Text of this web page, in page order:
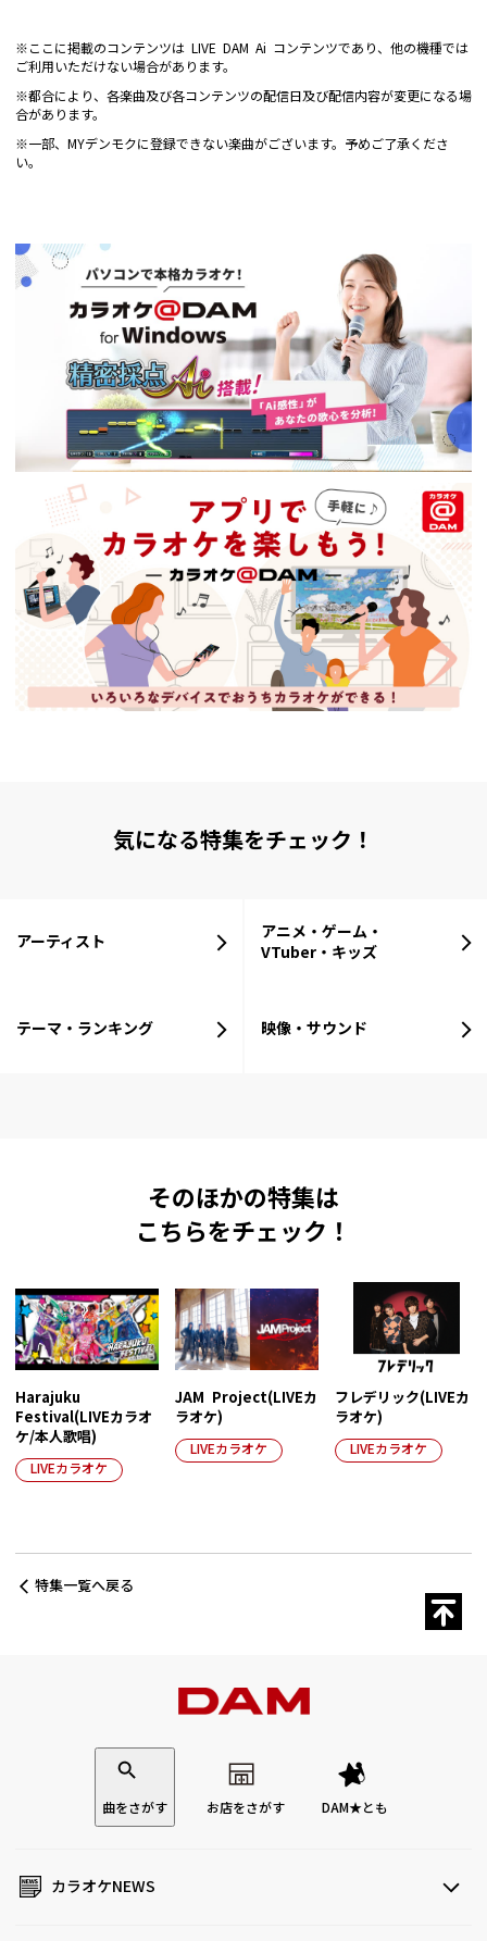
※ここに掲載のコンテンツは LIVE DAM Ai コンテンツであり、他の機種では
ご利用いただけない場合があります。
※都合により、各楽曲及び各コンテンツの配信日及び配信内容が変更になる場
合があります。
※一部、MYデンモクに登録できない楽曲がございます。予めご了承くださ
い。
気になる特集をチェック！
アーティスト
アニメ・ゲーム・
VTuber・キッズ
テーマ・ランキング 映像・サウンド
そのほかの特集は
こちらをチェック！
Harajuku
Festival(LIVEカラオ
ケ/本人歌唱)
LIVEカラオケ
JAM Project(LIVEカ
ラオケ)
LIVEカラオケ
フレデリック(LIVEカ
ラオケ)
LIVEカラオケ
特集一覧へ戻る
曲をさがす お店をさがす DAM★とも
カラオケNEWS